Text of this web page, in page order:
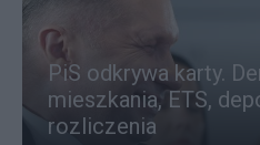
PiS odkrywa karty.
mieszkania, ETS,
rozliczenia